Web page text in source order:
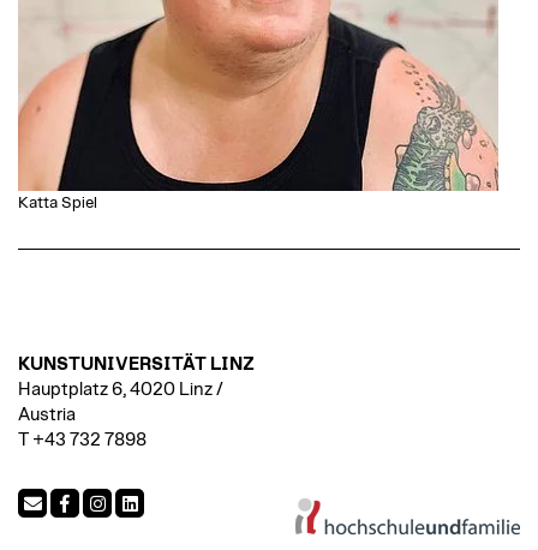
Katta Spiel
KUNSTUNIVERSITÄT LINZ
Hauptplatz 6, 4020 Linz /
Austria
T +43 732 7898